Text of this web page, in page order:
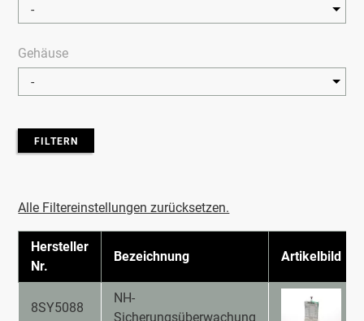
Gehäuse
FILTERN
Alle Filtereinstellungen zurücksetzen.
Hersteller
Nr.
Bezeichnung Artikelbild
8SY5088
NH-
Sicherungsüberwachung